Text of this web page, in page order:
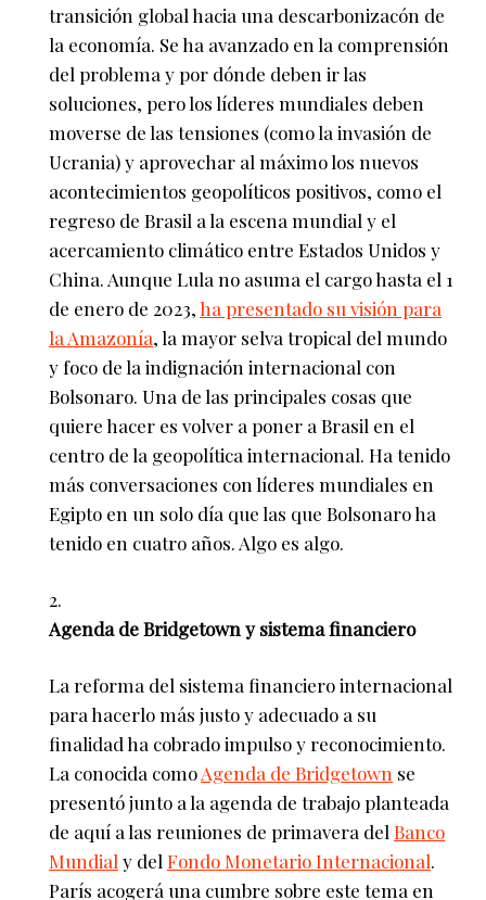
transición global hacia una descarbonizacón de
la economía. Se ha avanzado en la comprensión
del problema y por dónde deben ir las
soluciones, pero los líderes mundiales deben
moverse de las tensiones (como la invasión de
Ucrania) y aprovechar al máximo los nuevos
acontecimientos geopolíticos positivos, como el
regreso de Brasil a la escena mundial y el
acercamiento climático entre Estados Unidos y
China. Aunque Lula no asuma el cargo hasta el 1
de enero de 2023,ha presentado su visión para
la Amazonía, la mayor selva tropical del mundo
y foco de la indignación internacional con
Bolsonaro. Una de las principales cosas que
quiere hacer es volver a poner a Brasil en el
centro de la geopolítica internacional. Ha tenido
más conversaciones con líderes mundiales en
Egipto en un solo día que las que Bolsonaro ha
tenido en cuatro años. Algo es algo.
Agenda de Bridgetown y sistema financiero
La reforma del sistema financiero internacional
para hacerlo más justo y adecuado a su
finalidad ha cobrado impulso y reconocimiento.
La conocida comoAgenda de Bridgetown se
presentó junto a la agenda de trabajo planteada
de aquí a las reuniones de primavera del Banco
Mundial y del Fondo Monetario Internacional.
París acogerá una cumbre sobre este tema en